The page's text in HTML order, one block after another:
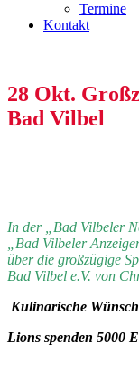
Termine
Kontakt
28 Okt.
Bad Vilbel
In der „Bad Vilbeler
„Bad Vilbeler
über die großzügige
Bad Vilbel e.V. von
Kulinarische
Lions spenden 5000